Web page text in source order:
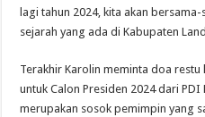
lagi tahun 2024, kita akan
sejarah yang ada di Kabupaten
Terakhir Karolin meminta doa restu
untuk Calon Presiden 2024 dari
merupakan sosok pemimpin yang